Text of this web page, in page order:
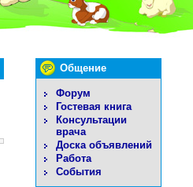
Общение
Форум
Гостевая книга
Консультации
врача
Доска объявлений
Работа
События